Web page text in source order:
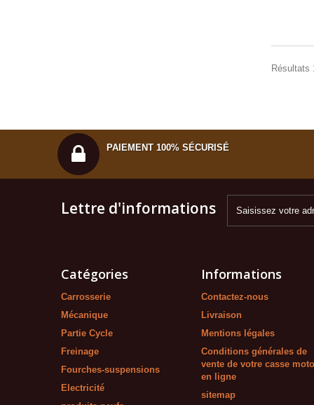
Résultats
PAIEMENT 100% SÉCURISÉ
Lettre d'informations
Catégories
Carrosserie
Mécanique
Partie Cycle
Freinage
Fourches-suspensions
Electricité
Informations
Contactez-nous
Livraison
Mentions légales
Conditions générales de
vente de votre casse moto
en ligne
sitemap